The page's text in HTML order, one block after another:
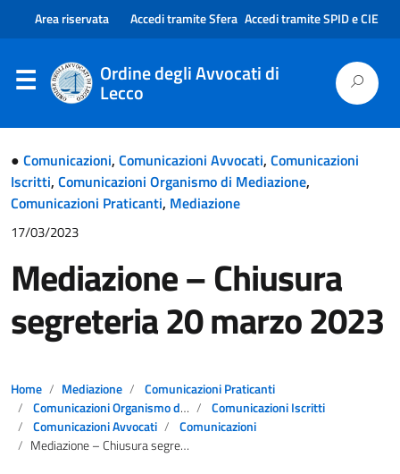
Area riservata Accedi tramite Sfera Accedi tramite SPID e CIE
Ordine degli Avvocati di
Lecco
● Comunicazioni, Comunicazioni Avvocati, Comunicazioni
Iscritti, Comunicazioni Organismo di Mediazione,
Comunicazioni Praticanti, Mediazione
17/03/2023
Mediazione – Chiusura
segreteria 20 marzo 2023
Home Mediazione
Comunicazioni Praticanti
Comunicazioni Organismo di Mediazione
Comunicazioni Iscritti
Comunicazioni Avvocati
Comunicazioni
Mediazione – Chiusura segreteria 20 marzo 2023